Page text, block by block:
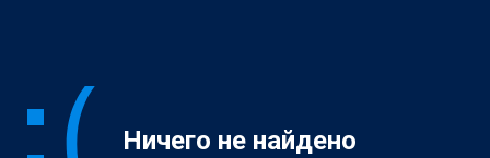
Ничего не найдено